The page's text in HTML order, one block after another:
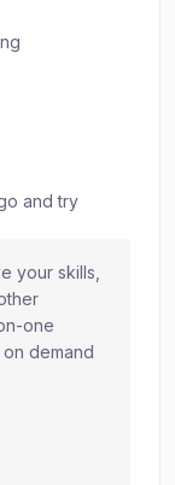
and try
your skills,
one
demand